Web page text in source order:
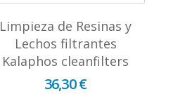
Limpieza de Resinas y
Lechos filtrantes
Kalaphos cleanfilters
36,30 €